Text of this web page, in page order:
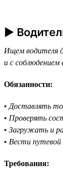
►
Ищем водителя
и с соблюдением
Обязанности:
• Доставлять
• Проверять
• Загружать и
• Вести
Требования: